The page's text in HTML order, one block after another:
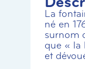
La
né en
surnom
que « la
et